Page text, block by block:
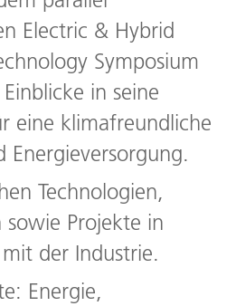
Electric & Hybrid
Symposium
in seine
eine klimafreundliche
Energieversorgung.
Technologien,
sowie Projekte in
der Industrie.
Energie,